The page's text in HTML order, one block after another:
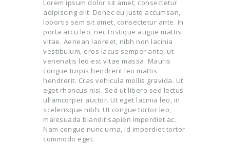
Lorem ipsum dolor sit amet, consectetur
adipiscing elit. Donec eu justo accumsan,
lobortis sem sit amet, consectetur ante. In
porta arcu leo, nec tristique augue mattis
vitae. Aenean laoreet, nibh non lacinia
vestibulum, eros lacus semper ante, ut
venenatis leo est vitae massa. Mauris
congue turpis hendrerit leo mattis
hendrerit. Cras vehicula mollis gravida. Ut
eget rhoncus nisi. Sed ut libero sed lectus
ullamcorper auctor. Ut eget lacinia leo, in
scelerisque nibh. Ut congue tortor leo,
malesuada blandit sapien imperdiet ac.
Nam congue nunc urna, id imperdiet tortor
commodo eget.